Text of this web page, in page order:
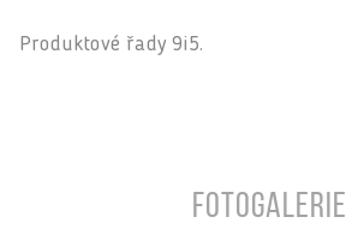
Fotogalerie
Produktové řady 9i5.